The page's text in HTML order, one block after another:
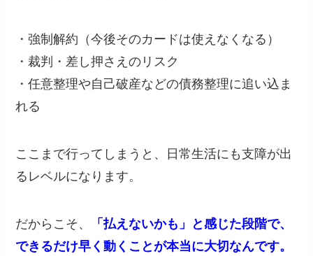
・強制解約（今後そのカードは使えなくなる）
・裁判・差し押さえのリスク
・任意整理や自己破産などの債務整理に追い込ま
れる
ここまで行ってしまうと、日常生活にも支障が出
るレベルになります。
だからこそ、
「払えないかも」と感じた段階で、
できるだけ早く動くことが本当に大切なんです。